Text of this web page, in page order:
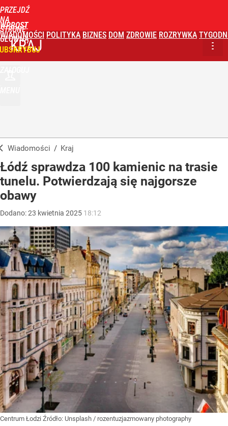
PRZEJDŹ
NA
STRONĘ
GŁÓWNĄ
WPROST
WIADOMOŚCI POLITYKA BIZNES DOM ZDROWIE ROZRYWKA
KRAJ
Wiadomości / Kraj
Łódź sprawdza 100 kamienic na trasie
tunelu. Potwierdzają się najgorsze
obawy
Dodano:23 kwietnia 2025 18:12
Centrum Łodzi Źródło: Unsplash / rozentuzjazmowany photography